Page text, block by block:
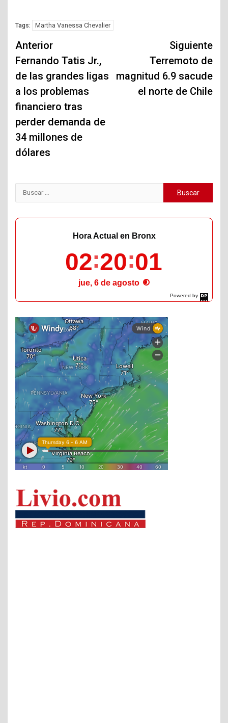
Tags: Martha Vanessa Chevalier
Navegación
de
entradas
Anterior
Fernando Tatis Jr.,
de las grandes ligas
a los problemas
financiero tras
perder demanda de
34 millones de
dólares
Siguiente
Terremoto de
magnitud 6.9 sacude
el norte de Chile
Buscar:
Powered by
DaysPedia.com
Hora Actual en Bronx
02 20 02
jue, 6 de agosto